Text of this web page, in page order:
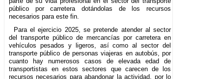
público por carretera dotándolas de los recursos
necesarios para este fin.
Para el ejercicio 2025, se pretende atender al sector
del transporte público de mercancías por carretera en
vehículos pesados y ligeros, así como al sector del
transporte público de personas viajeras en autobús, por
cuanto hay numerosos casos de elevada edad de
transportistas en estos sectores que carecen de los
recursos necesarios para abandonar la actividad, por lo